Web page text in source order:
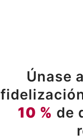
Únase
10 % de